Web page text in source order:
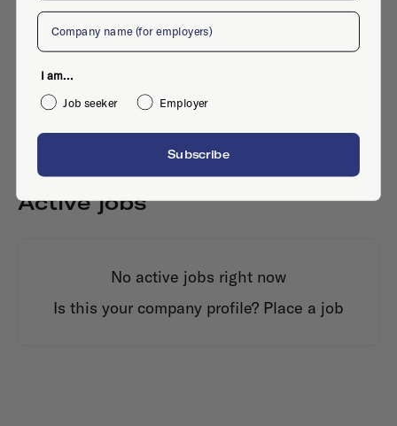
Orteliuslaan 875, 3528 BE, Utrecht
Active jobs
No active jobs right now
Is this your company profile? Place a job
Company
I am...
Job seeker
Employer
Subscribe